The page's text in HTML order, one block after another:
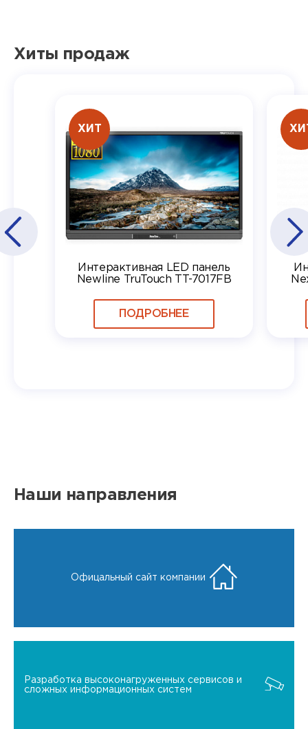
Хиты продаж
ХИТ
Интерактивная LED панель
Newline TruTouch TT-7017FB
ПОДРОБНЕЕ
Наши направления
Офицальный сайт компании
Разработка высоконагруженных сервисов и
сложных информационных систем